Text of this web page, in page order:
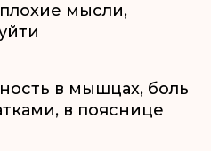
мысли,
в мышцах, боль
в пояснице